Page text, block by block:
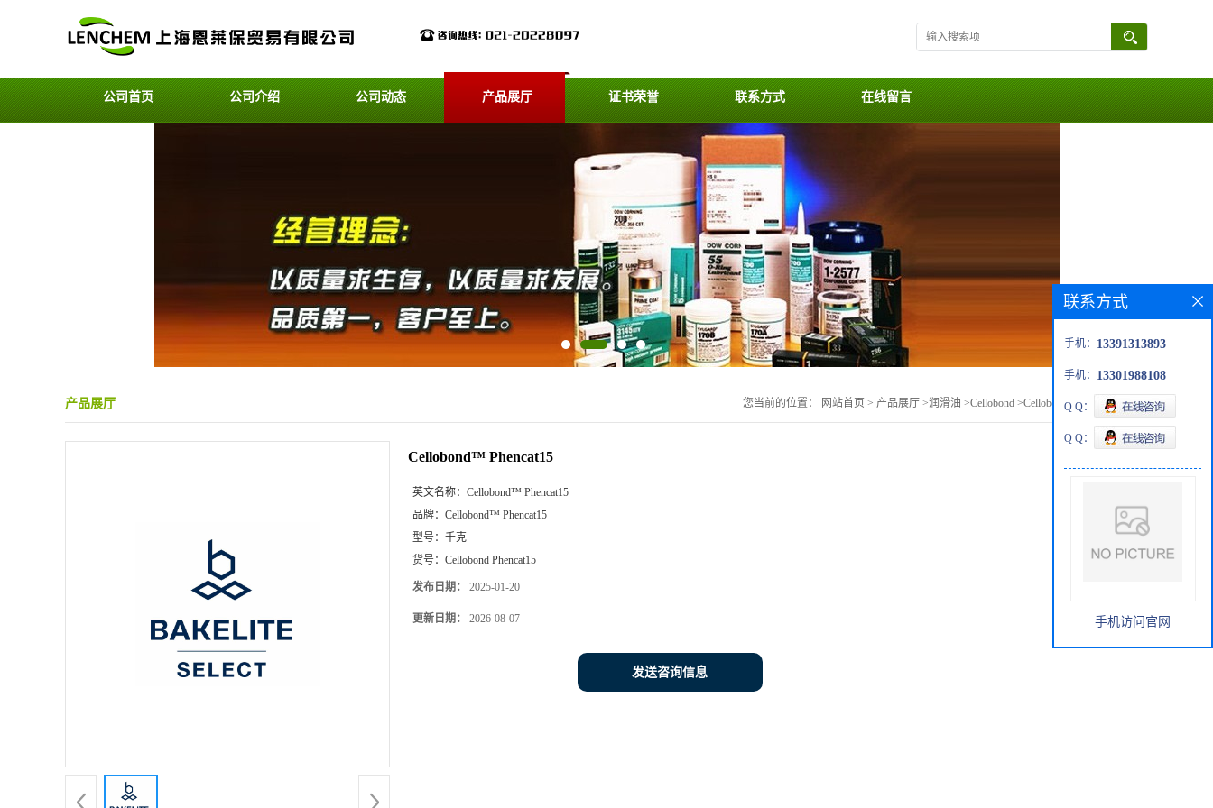
公司首页 公司介绍 公司动态 产品展厅 证书荣誉 联系方式 在线留言
产品展厅 您当前的位置： 网站首页 > 产品展厅 >润滑油 >Cellobond >Cellobond™ Phencat15
Cellobond™ Phencat15
英文名称： Cellobond™ Phencat15
品牌： Cellobond™ Phencat15
型号： 千克
货号： Cellobond Phencat15
发布日期： 2025-01-20
更新日期： 2026-08-07
发送咨询信息
联系方式
手机： 13391313893
手机： 13301988108
Q Q：
Q Q：
手机访问官网